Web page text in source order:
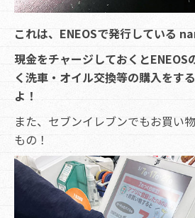
これは、ENEOSで発行している
現金をチャージしておくとENEOS
く洗車・オイル交換等の購入をす
よ！
また、セブンイレブンでもお買い
もの！